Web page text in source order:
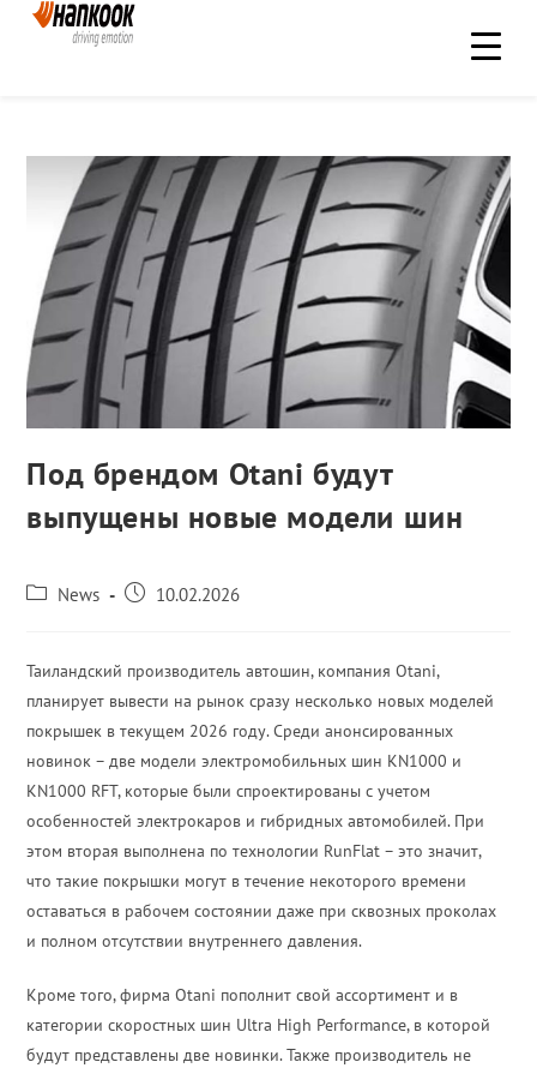
Под брендом Otani будут
выпущены новые модели шин
News 10.02.2026
Таиландский производитель автошин, компания Otani,
планирует вывести на рынок сразу несколько новых моделей
покрышек в текущем 2026 году. Среди анонсированных
новинок – две модели электромобильных шин KN1000 и
KN1000 RFT, которые были спроектированы с учетом
особенностей электрокаров и гибридных автомобилей. При
этом вторая выполнена по технологии RunFlat – это значит,
что такие покрышки могут в течение некоторого времени
оставаться в рабочем состоянии даже при сквозных проколах
и полном отсутствии внутреннего давления.
Кроме того, фирма Otani пополнит свой ассортимент и в
категории скоростных шин Ultra High Performance, в которой
будут представлены две новинки. Также производитель не